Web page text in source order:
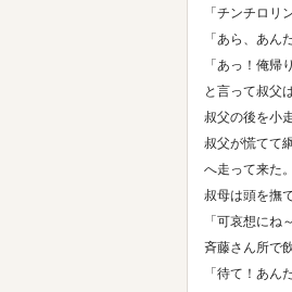
「チンチロリ
「あら、あん
「あっ！俺帰
と言って叔父
叔父の後を小
叔父が慌てて
へ走って来た。
叔母は頭を撫
「可哀想にね
斉藤さん所で
「待て！あん